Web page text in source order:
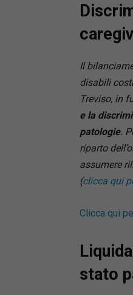
Il
disabili
Treviso, in
e la
patologie.
riparto
assumere
(clicca qui
Clicca qui
stato